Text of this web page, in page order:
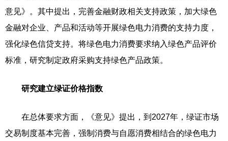
意见》。其中提出，完善金融财政相关支持政策，加大绿色
金融对企业、产品和活动等开展绿色电力消费的支持力度，
强化绿色信贷支持。将绿色电力消费要求纳入绿色产品评价
标准，研究制定政府采购支持绿色产品政策。
研究建立绿证价格指数
在总体要求方面，《意见》提出，到2027年，绿证市场
交易制度基本完善，强制消费与自愿消费相结合的绿色电力